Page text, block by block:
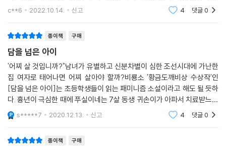
다른 어린이들까지 망가뜨릴 수 있다는 ‘우려’를 낳았기 때문이라고 한다.
c**6 2022.10.14. 신고 4 댓글0
종이책 구매
담을 넘은 아이
'어찌 살 것입니까?"남녀가 유별하고 신분차별이 심한 조선시대에 가난한
집 여자로 태어나면 어찌 살아야 할까?비룡소 '황금도깨비상 수상작'인
[담을 넘은 아이]는 초등학생들이 읽는 패미니즘 소설이라고 해도 될 듯하
다. 흉년이 극심한 때에 푸실이네는 7살 동생 귀손이가 아파서 치료받느라
엄마가 대가집에 젖먹이 유모로 들어가기로 하고 치료비를 받았다. 다행히
귀손이는 다 나
s*****7 2020.12.13. 신고 4 댓글0
종이책 구매